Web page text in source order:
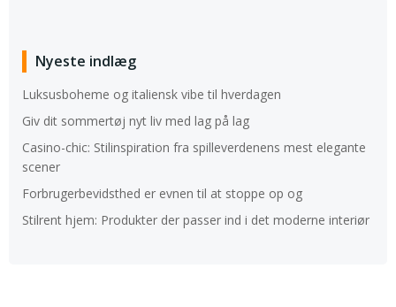
Nyeste indlæg
Luksusboheme og italiensk vibe til hverdagen
Giv dit sommertøj nyt liv med lag på lag
Casino-chic: Stilinspiration fra spilleverdenens mest elegante
scener
Forbrugerbevidsthed er evnen til at stoppe op og
Stilrent hjem: Produkter der passer ind i det moderne interiør